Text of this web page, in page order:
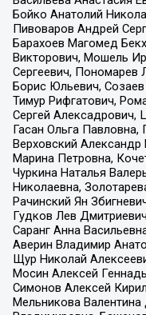
Бойко Анатолий
Пивоваров Андрей
Барахоев Магомед
Викторович, Мошель
Сергеевич, Пономарев
Борис Юльевич,
Тимур Рифгатович,
Сергей Алексадрович,
Гасан Ольга
Верховский
Марина Петровна,
Чуркина Наталья
Николаевна,
Рачинский Ян
Гудков Лев
Саранг Анна
Аверин Владимир
Щур Николай
Мосин Алексей
Симонов Алексей
Мельникова